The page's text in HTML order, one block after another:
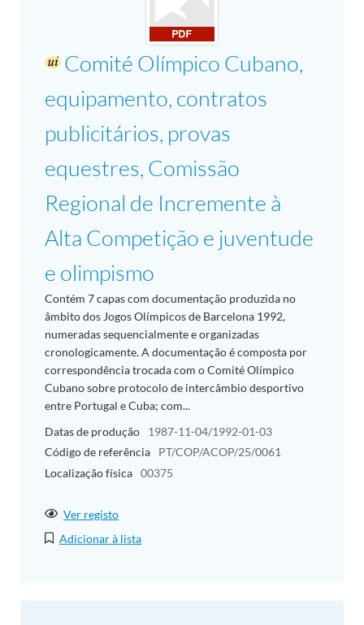
Comité Olímpico Cubano,
equipamento, contratos
publicitários, provas
equestres, Comissão
Regional de Incremente à
Alta Competição e juventude
e olimpismo
Contém 7 capas com documentação produzida no
âmbito dos Jogos Olímpicos de Barcelona 1992,
numeradas sequencialmente e organizadas
cronologicamente. A documentação é composta por
correspondência trocada com o Comité Olímpico
Cubano sobre protocolo de intercâmbio desportivo
entre Portugal e Cuba; com...
Datas de produção
1987-11-04/1992-01-03
Código de referência
PT/COP/ACOP/25/0061
Localização física 00375
Ver registo
Adicionar à lista